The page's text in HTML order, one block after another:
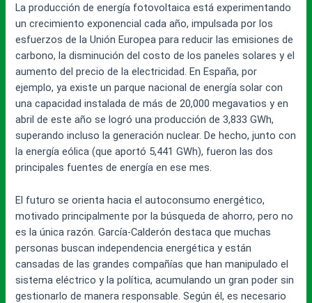
La producción de energía fotovoltaica está experimentando
un crecimiento exponencial cada año, impulsada por los
esfuerzos de la Unión Europea para reducir las emisiones de
carbono, la disminución del costo de los paneles solares y el
aumento del precio de la electricidad. En España, por
ejemplo, ya existe un parque nacional de energía solar con
una capacidad instalada de más de 20,000 megavatios y en
abril de este año se logró una producción de 3,833 GWh,
superando incluso la generación nuclear. De hecho, junto con
la energía eólica (que aportó 5,441 GWh), fueron las dos
principales fuentes de energía en ese mes.
El futuro se orienta hacia el autoconsumo energético,
motivado principalmente por la búsqueda de ahorro, pero no
es la única razón. García-Calderón destaca que muchas
personas buscan independencia energética y están
cansadas de las grandes compañías que han manipulado el
sistema eléctrico y la política, acumulando un gran poder sin
gestionarlo de manera responsable. Según él, es necesario